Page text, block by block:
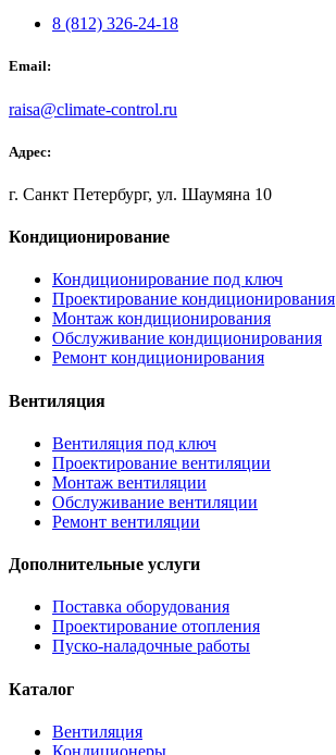
8 (812) 326-24-18
Email:
raisa@climate-control.ru
Адрес:
г. Санкт Петербург, ул. Шаумяна 10
Кондиционирование
Кондиционирование под ключ
Проектирование кондиционирования
Монтаж кондиционирования
Обслуживание кондиционирования
Ремонт кондиционирования
Вентиляция
Вентиляция под ключ
Проектирование вентиляции
Монтаж вентиляции
Обслуживание вентиляции
Ремонт вентиляции
Дополнительные услуги
Поставка оборудования
Проектирование отопления
Пуско-наладочные работы
Каталог
Вентиляция
Кондиционеры